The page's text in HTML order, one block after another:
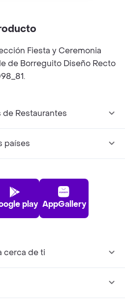
Fiesta y Ceremonia
de Borreguito Diseño Recto
de Restaurantes
países
play AppGallery
cerca de ti